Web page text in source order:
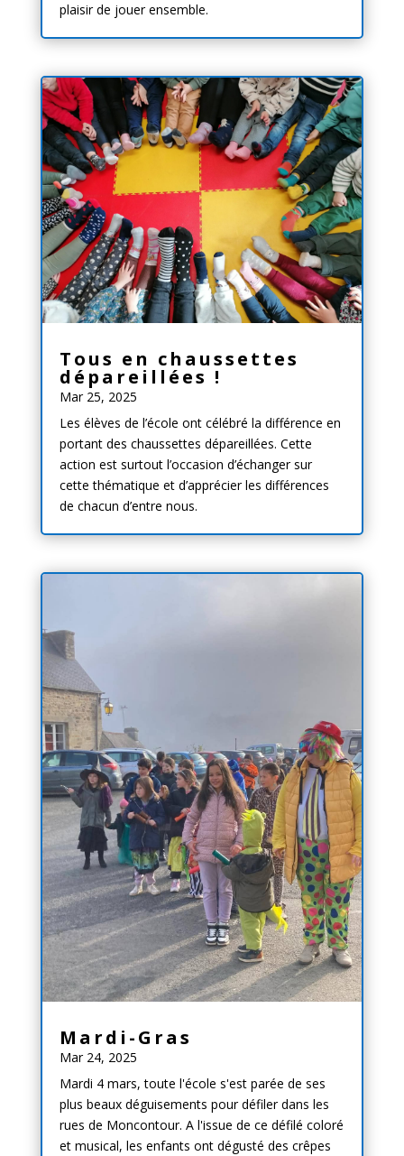
plaisir de jouer ensemble.
Tous en chaussettes
dépareillées !
Mar 25, 2025
Les élèves de l’école ont célébré la différence en
portant des chaussettes dépareillées. Cette
action est surtout l’occasion d’échanger sur
cette thématique et d’apprécier les différences
de chacun d’entre nous.
Mardi-Gras
Mar 24, 2025
Mardi 4 mars, toute l'école s'est parée de ses
plus beaux déguisements pour défiler dans les
rues de Moncontour. A l'issue de ce défilé coloré
et musical, les enfants ont dégusté des crêpes